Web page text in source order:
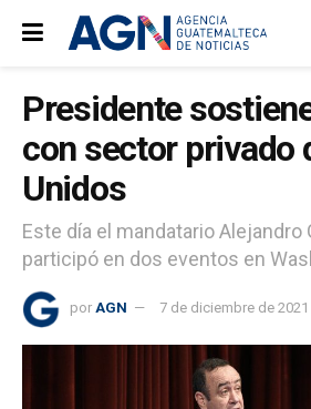
Presidente
con sector privado
Unidos
Este día el mandatario Alejandro
participó en dos eventos en
por AGN 7 de diciembre de 2021